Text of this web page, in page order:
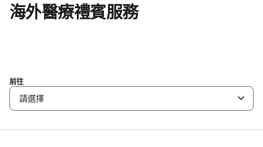
海外醫療禮賓服務
前往
請選擇